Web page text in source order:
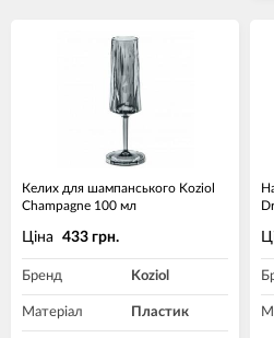
Келих для шампанського Koziol
Champagne 100 мл
Ціна 433 грн.
Бренд Koziol
Матеріал Пластик